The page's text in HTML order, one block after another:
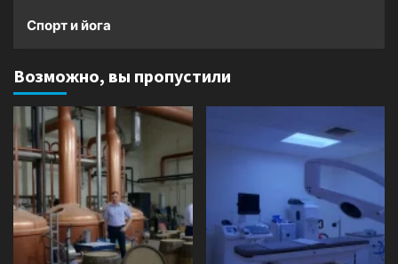
Спорт и йога
Возможно, вы пропустили